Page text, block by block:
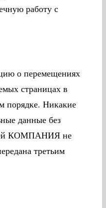
работу с
о перемещениях
страницах в
порядке. Никакие
данные без
КОМПАНИЯ не
третьим